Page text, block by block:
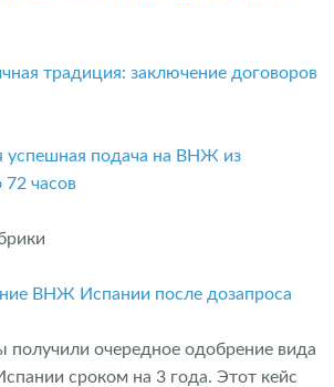
традиция: заключение договоров
успешная подача на ВНЖ из
72 часов
ВНЖ Испании после дозапроса
получили очередное одобрение вида
сроком на 3 года. Этот кейс